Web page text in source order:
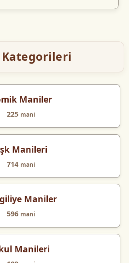
Kategorileri
Maniler
225 mani
Manileri
714 mani
Maniler
596 mani
Manileri